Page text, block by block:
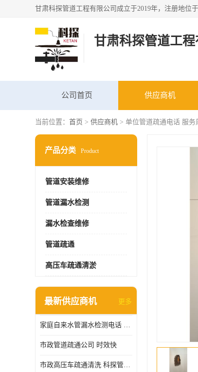
甘肃科探管道工程
公司首页 供应商机
当前位置： 首页 > 供应商机 > 单位管道疏通电话 服务
产品分类 Product
管道安装维修
管道漏水检测
漏水检查维修
管道疏通
高压车疏通清淤
最新供应商机 更多
家庭自来水管漏水检测电话 服务周到
市政管道疏通公司 时效快
市政高压车疏通清洗 科探管道工程 设备齐